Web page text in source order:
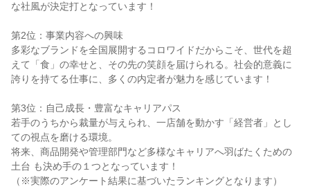
な社風が決定打となっています！
第2位：事業内容への興味
多彩なブランドを全国展開するコロワイドだからこそ、世代を超
えて「食」の幸せと、その先の笑顔を届けられる。社会的意義に
誇りを持てる仕事に、多くの内定者が魅力を感じています！
第3位：自己成長・豊富なキャリアパス
若手のうちから裁量が与えられ、一店舗を動かす「経営者」とし
ての視点を磨ける環境。
将来、商品開発や管理部門など多様なキャリアへ羽ばたくための
土台 も決め手の１つとなっています！
（※実際のアンケート結果に基づいたランキングとなります）